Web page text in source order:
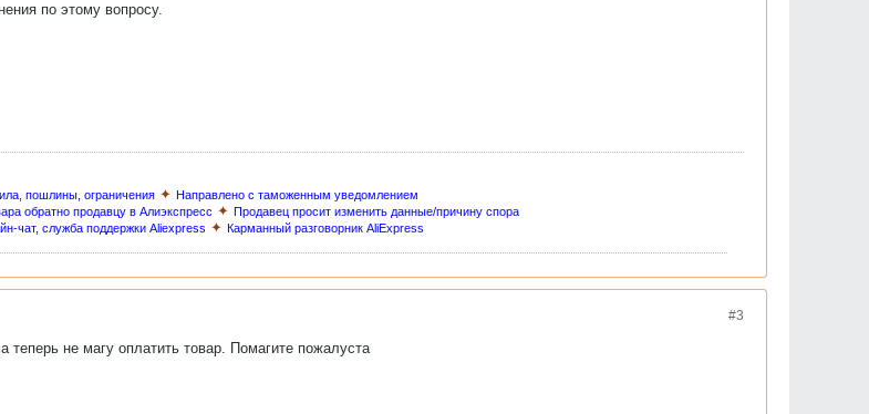
по этому вопросу.
пошлины, ограничения ✦ Направлено с таможенным уведомлением
обратно продавцу в Алиэкспресс ✦ Продавец просит изменить данные/причину спора
чат, служба поддержки Aliexpress ✦ Карманный разговорник AliExpress
#3
теперь не магу оплатить товар. Помагите пожалуста